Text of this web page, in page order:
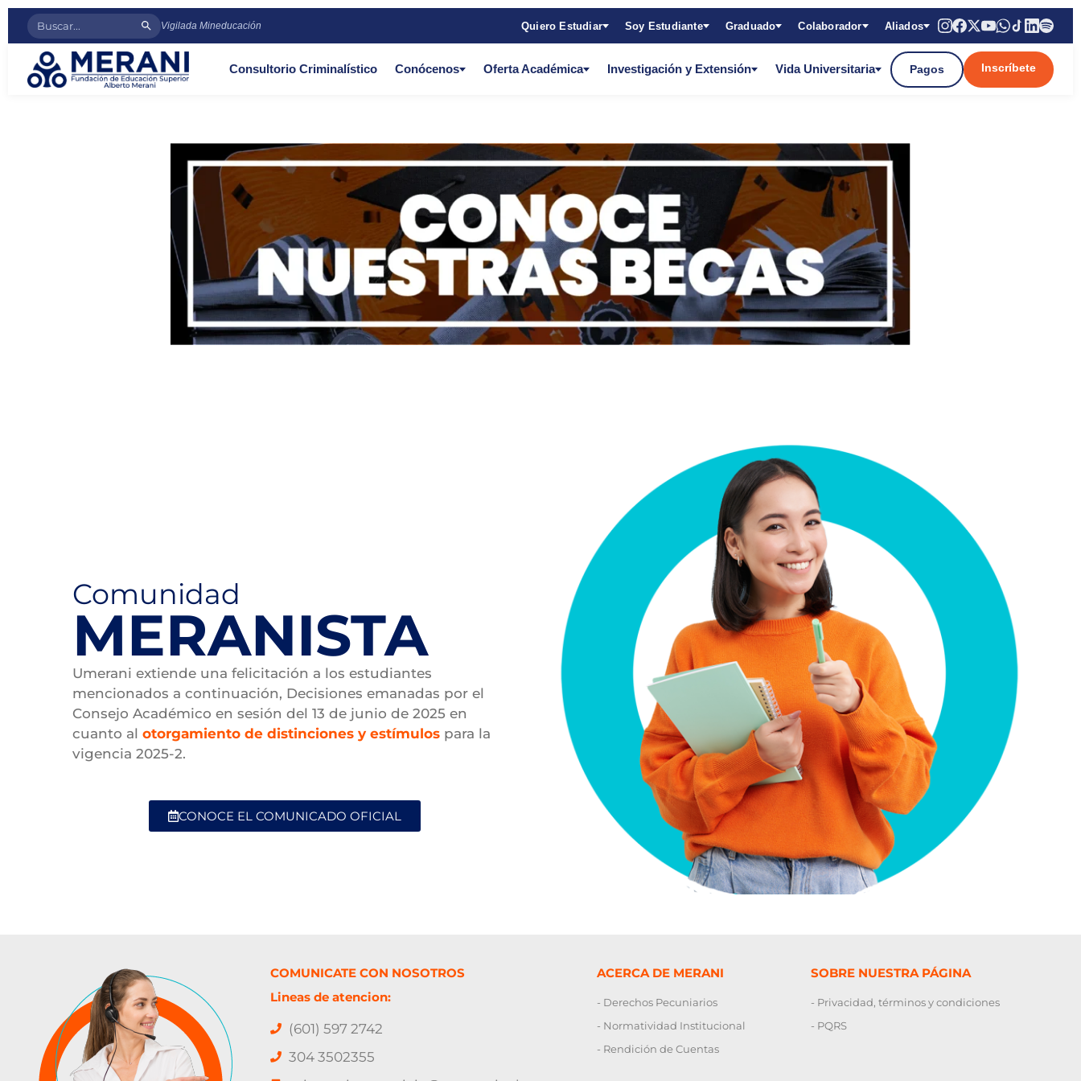
Vigilada Mineducación Quiero Estudiar Soy Estudiante Graduado Colaborador Aliados
Consultorio Criminalístico Conócenos Oferta Académica Investigación y Extensión Vida Universitaria Pagos Inscríbete
Comunidad
MERANISTA
Umerani extiende una felicitación a los estudiantes
mencionados a continuación, Decisiones emanadas por el
Consejo Académico en sesión del 13 de junio de 2025 en
cuanto al otorgamiento de distinciones y estímulos para la
vigencia 2025-2.
CONOCE EL COMUNICADO OFICIAL
COMUNICATE CON NOSOTROS
Lineas de atencion:
(601) 597 2742
304 3502355
ACERCA DE MERANI
- Derechos Pecuniarios
- Normatividad Institucional
- Rendición de Cuentas
SOBRE NUESTRA PÁGINA
- Privacidad, términos y condiciones
- PQRS